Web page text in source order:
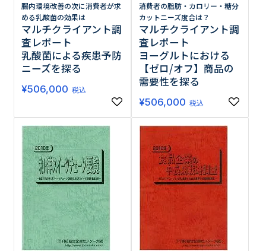
腸内環境改善の次に消費者が求
める乳酸菌の効果は
マルチクライアント調
査レポート
乳酸菌による疾患予防
ニーズを探る
¥506,000 税込
消費者の脂肪・カロリー・糖分
カットニーズ度合は？
マルチクライアント調
査レポート
ヨーグルトにおける
【ゼロ/オフ】商品の
需要性を探る
¥506,000 税込